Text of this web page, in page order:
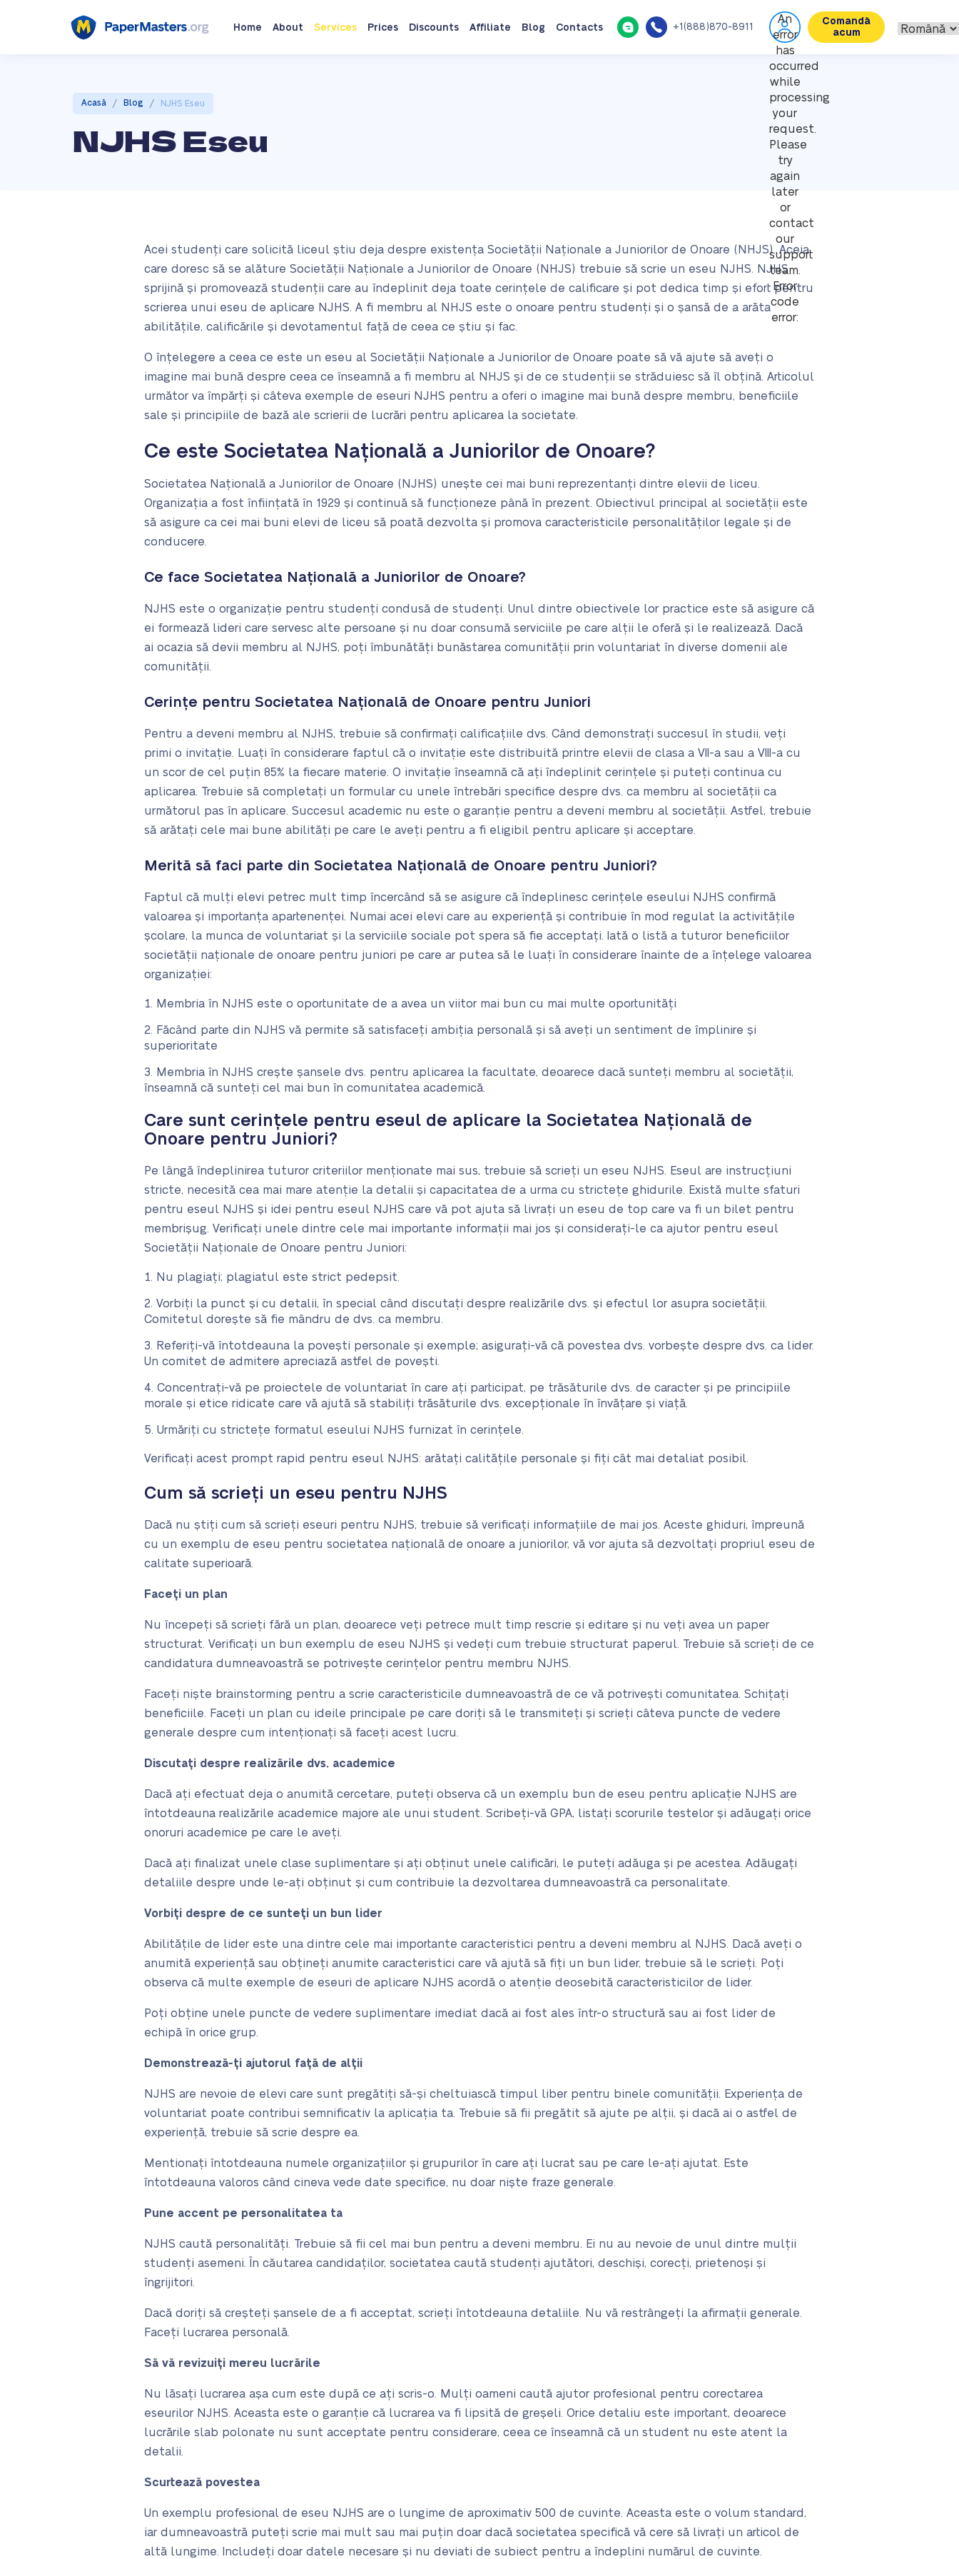
Home About Services Prices Discounts Affiliate Blog Contacts +1(888)870-8911
An
error
has
occurred
while
processing
your
request.
Please
try
again
later
or
contact
our
support
team.
Error
code
error:
Comandă
acum
Acasă / Blog / NJHS Eseu
NJHS Eseu
Acei studenți care solicită liceul știu deja despre existența Societății Naționale a Juniorilor de Onoare (NHJS). Aceia
care doresc să se alăture Societății Naționale a Juniorilor de Onoare (NHJS) trebuie să scrie un eseu NJHS. NJHS
sprijină și promovează studenții care au îndeplinit deja toate cerințele de calificare și pot dedica timp și efort pentru
scrierea unui eseu de aplicare NJHS. A fi membru al NHJS este o onoare pentru studenți și o șansă de a arăta
abilitățile, calificările și devotamentul față de ceea ce știu și fac.
O înțelegere a ceea ce este un eseu al Societății Naționale a Juniorilor de Onoare poate să vă ajute să aveți o
imagine mai bună despre ceea ce înseamnă a fi membru al NHJS și de ce studenții se străduiesc să îl obțină. Articolul
următor va împărți și câteva exemple de eseuri NJHS pentru a oferi o imagine mai bună despre membru, beneficiile
sale și principiile de bază ale scrierii de lucrări pentru aplicarea la societate.
Ce este Societatea Națională a Juniorilor de Onoare?
Societatea Națională a Juniorilor de Onoare (NJHS) unește cei mai buni reprezentanți dintre elevii de liceu.
Organizația a fost înființată în 1929 și continuă să funcționeze până în prezent. Obiectivul principal al societății este
să asigure ca cei mai buni elevi de liceu să poată dezvolta și promova caracteristicile personalităților legale și de
conducere.
Ce face Societatea Națională a Juniorilor de Onoare?
NJHS este o organizație pentru studenți condusă de studenți. Unul dintre obiectivele lor practice este să asigure că
ei formează lideri care servesc alte persoane și nu doar consumă serviciile pe care alții le oferă și le realizează. Dacă
ai ocazia să devii membru al NJHS, poți îmbunătăți bunăstarea comunității prin voluntariat în diverse domenii ale
comunității.
Cerințe pentru Societatea Națională de Onoare pentru Juniori
Pentru a deveni membru al NJHS, trebuie să confirmați calificațiile dvs. Când demonstrați succesul în studii, veți
primi o invitație. Luați în considerare faptul că o invitație este distribuită printre elevii de clasa a VII-a sau a VIII-a cu
un scor de cel puțin 85% la fiecare materie. O invitație înseamnă că ați îndeplinit cerințele și puteți continua cu
aplicarea. Trebuie să completați un formular cu unele întrebări specifice despre dvs. ca membru al societății ca
următorul pas în aplicare. Succesul academic nu este o garanție pentru a deveni membru al societății. Astfel, trebuie
să arătați cele mai bune abilități pe care le aveți pentru a fi eligibil pentru aplicare și acceptare.
Merită să faci parte din Societatea Națională de Onoare pentru Juniori?
Faptul că mulți elevi petrec mult timp încercând să se asigure că îndeplinesc cerințele eseului NJHS confirmă
valoarea și importanța apartenenței. Numai acei elevi care au experiență și contribuie în mod regulat la activitățile
școlare, la munca de voluntariat și la serviciile sociale pot spera să fie acceptați. Iată o listă a tuturor beneficiilor
societății naționale de onoare pentru juniori pe care ar putea să le luați în considerare înainte de a înțelege valoarea
organizației:
Membria în NJHS este o oportunitate de a avea un viitor mai bun cu mai multe oportunități
Făcând parte din NJHS vă permite să satisfaceți ambiția personală și să aveți un sentiment de împlinire și
superioritate
Membria în NJHS crește șansele dvs. pentru aplicarea la facultate, deoarece dacă sunteți membru al societății,
înseamnă că sunteți cel mai bun în comunitatea academică.
Care sunt cerințele pentru eseul de aplicare la Societatea Națională de
Onoare pentru Juniori?
Pe lângă îndeplinirea tuturor criteriilor menționate mai sus, trebuie să scrieți un eseu NJHS. Eseul are instrucțiuni
stricte, necesită cea mai mare atenție la detalii și capacitatea de a urma cu strictețe ghidurile. Există multe sfaturi
pentru eseul NJHS și idei pentru eseul NJHS care vă pot ajuta să livrați un eseu de top care va fi un bilet pentru
membrișug. Verificați unele dintre cele mai importante informații mai jos și considerați-le ca ajutor pentru eseul
Societății Naționale de Onoare pentru Juniori:
Nu plagiați; plagiatul este strict pedepsit.
Vorbiți la punct și cu detalii, în special când discutați despre realizările dvs. și efectul lor asupra societății.
Comitetul dorește să fie mândru de dvs. ca membru.
Referiți-vă întotdeauna la povești personale și exemple; asigurați-vă că povestea dvs. vorbește despre dvs. ca lider.
Un comitet de admitere apreciază astfel de povești.
Concentrați-vă pe proiectele de voluntariat în care ați participat, pe trăsăturile dvs. de caracter și pe principiile
morale și etice ridicate care vă ajută să stabiliți trăsăturile dvs. excepționale în învățare și viață.
Urmăriți cu strictețe formatul eseului NJHS furnizat în cerințele.
Verificați acest prompt rapid pentru eseul NJHS: arătați calitățile personale și fiți cât mai detaliat posibil.
Cum să scrieți un eseu pentru NJHS
Dacă nu știți cum să scrieți eseuri pentru NJHS, trebuie să verificați informațiile de mai jos. Aceste ghiduri, împreună
cu un exemplu de eseu pentru societatea națională de onoare a juniorilor, vă vor ajuta să dezvoltați propriul eseu de
calitate superioară.
Faceți un plan
Nu începeți să scrieți fără un plan, deoarece veți petrece mult timp rescrie și editare și nu veți avea un paper
structurat. Verificați un bun exemplu de eseu NJHS și vedeți cum trebuie structurat paperul. Trebuie să scrieți de ce
candidatura dumneavoastră se potrivește cerințelor pentru membru NJHS.
Faceți niște brainstorming pentru a scrie caracteristicile dumneavoastră de ce vă potrivești comunitatea. Schițați
beneficiile. Faceți un plan cu ideile principale pe care doriți să le transmiteți și scrieți câteva puncte de vedere
generale despre cum intenționați să faceți acest lucru.
Discutați despre realizările dvs. academice
Dacă ați efectuat deja o anumită cercetare, puteți observa că un exemplu bun de eseu pentru aplicație NJHS are
întotdeauna realizările academice majore ale unui student. Scribeți-vă GPA, listați scorurile testelor și adăugați orice
onoruri academice pe care le aveți.
Dacă ați finalizat unele clase suplimentare și ați obținut unele calificări, le puteți adăuga și pe acestea. Adăugați
detaliile despre unde le-ați obținut și cum contribuie la dezvoltarea dumneavoastră ca personalitate.
Vorbiți despre de ce sunteți un bun lider
Abilitățile de lider este una dintre cele mai importante caracteristici pentru a deveni membru al NJHS. Dacă aveți o
anumită experiență sau obțineți anumite caracteristici care vă ajută să fiți un bun lider, trebuie să le scrieți. Poți
observa că multe exemple de eseuri de aplicare NJHS acordă o atenție deosebită caracteristicilor de lider.
Poți obține unele puncte de vedere suplimentare imediat dacă ai fost ales într-o structură sau ai fost lider de
echipă în orice grup.
Demonstrează-ți ajutorul față de alții
NJHS are nevoie de elevi care sunt pregătiți să-și cheltuiască timpul liber pentru binele comunității. Experiența de
voluntariat poate contribui semnificativ la aplicația ta. Trebuie să fii pregătit să ajute pe alții, și dacă ai o astfel de
experiență, trebuie să scrie despre ea.
Mentionați întotdeauna numele organizațiilor și grupurilor în care ați lucrat sau pe care le-ați ajutat. Este
întotdeauna valoros când cineva vede date specifice, nu doar niște fraze generale.
Pune accent pe personalitatea ta
NJHS caută personalități. Trebuie să fii cel mai bun pentru a deveni membru. Ei nu au nevoie de unul dintre mulții
studenți asemeni. În căutarea candidaților, societatea caută studenți ajutători, deschiși, corecți, prietenoși și
îngrijitori.
Dacă doriți să creșteți șansele de a fi acceptat, scrieți întotdeauna detaliile. Nu vă restrângeți la afirmații generale.
Faceți lucrarea personală.
Să vă revizuiți mereu lucrările
Nu lăsați lucrarea așa cum este după ce ați scris-o. Mulți oameni caută ajutor profesional pentru corectarea
eseurilor NJHS. Aceasta este o garanție că lucrarea va fi lipsită de greșeli. Orice detaliu este important, deoarece
lucrările slab polonate nu sunt acceptate pentru considerare, ceea ce înseamnă că un student nu este atent la
detalii.
Scurtează povestea
Un exemplu profesional de eseu NJHS are o lungime de aproximativ 500 de cuvinte. Aceasta este o volum standard,
iar dumneavoastră puteți scrie mai mult sau mai puțin doar dacă societatea specifică vă cere să livrați un articol de
altă lungime. Includeți doar datele necesare și nu deviati de subiect pentru a îndeplini numărul de cuvinte.